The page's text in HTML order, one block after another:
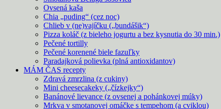
Ovsená kaša
Chia „puding“ (cez noc)
Chlieb v (ne)vajíčku („bundášik“)
Pizza koláč (z bieleho jogurtu a bez kysnutia do 30 min.)
Pečené tortilly
Pečené korenené biele fazuľky
Paradajková polievka (plná antioxidantov)
MÁM ČAS recepty
Zdravá zmrzlina (z cukiny)
Mini cheesecakeky („čízkejky“)
Banánové lievance (z ovsenej a pohánkovej múky)
Mrkva v smotanovej omáčke s tempehom (a cviklou)